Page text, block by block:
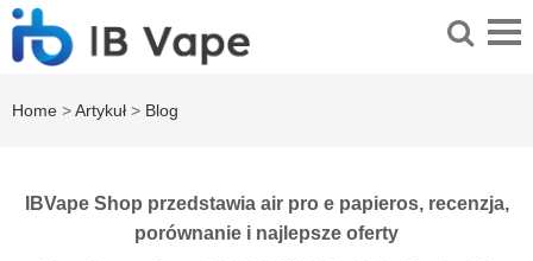
Home >Artykuł > Blog
IBVape Shop przedstawia air pro e papieros, recenzja,
porównanie i najlepsze oferty